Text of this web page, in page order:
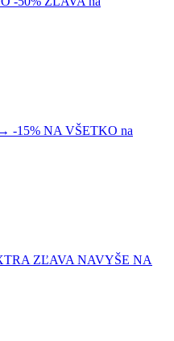
15% NA VŠETKO na
ZĽAVA NAVYŠE NA